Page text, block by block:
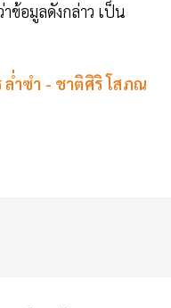
ข้อมูลดังกล่าว เป็น
ำซำ - ชาติศิริ โสภณ